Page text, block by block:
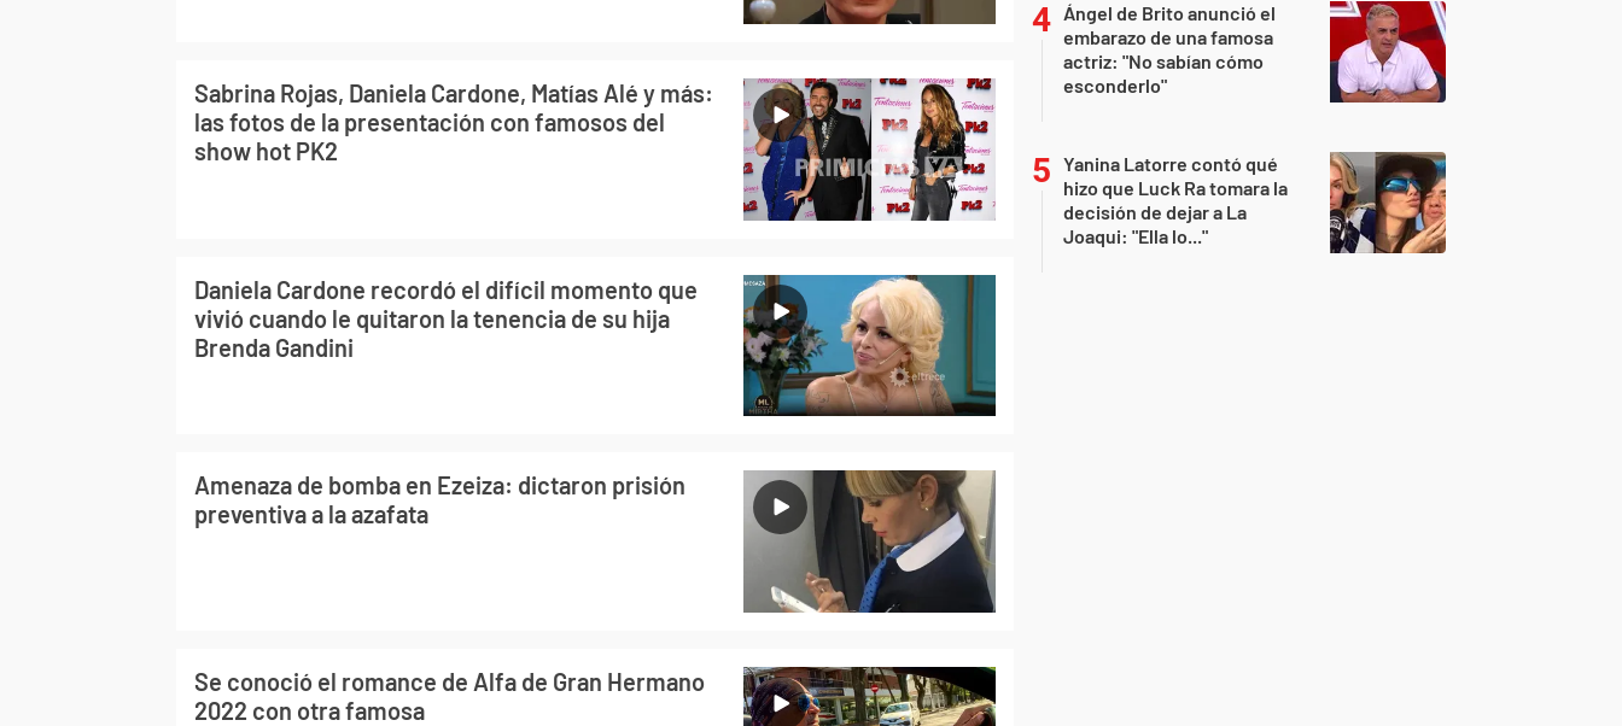
Sabrina Rojas, Daniela Cardone, Matías Alé y más:
las fotos de la presentación con famosos del
show hot PK2
Daniela Cardone recordó el difícil momento que
vivió cuando le quitaron la tenencia de su hija
Brenda Gandini
Amenaza de bomba en Ezeiza: dictaron prisión
preventiva a la azafata
Se conoció el romance de Alfa de Gran Hermano
2022 con otra famosa
Ángel de Brito anunció el
embarazo de una famosa
actriz: "No sabían cómo
esconderlo"
Yanina Latorre contó qué
hizo que Luck Ra tomara la
decisión de dejar a La
Joaqui: "Ella lo..."